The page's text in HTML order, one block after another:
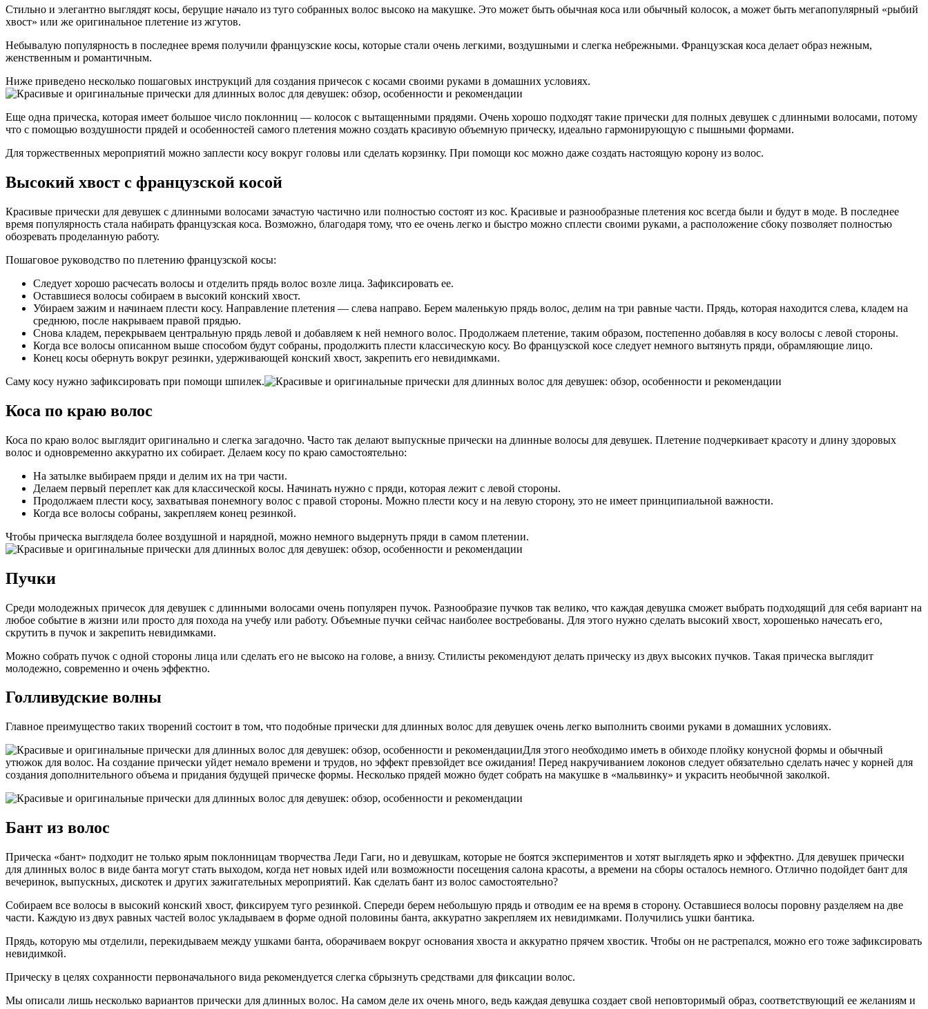
Стильно и элегантно выглядят косы, берущие начало из туго собранных волос высоко на макушке. Это может быть обычная коса или обычный колосок, а может быть мегапопулярный «рыбий
хвост» или же оригинальное плетение из жгутов.
Небывалую популярность в последнее время получили французские косы, которые стали очень легкими, воздушными и слегка небрежными. Французская коса делает образ нежным,
женственным и романтичным.
Ниже приведено несколько пошаговых инструкций для создания причесок с косами своими руками в домашних условиях.
Еще одна прическа, которая имеет большое число поклонниц — колосок с вытащенными прядями. Очень хорошо подходят такие прически для полных девушек с длинными волосами, потому
что с помощью воздушности прядей и особенностей самого плетения можно создать красивую объемную прическу, идеально гармонирующую с пышными формами.
Для торжественных мероприятий можно заплести косу вокруг головы или сделать корзинку. При помощи кос можно даже создать настоящую корону из волос.
Высокий хвост с французской косой
Красивые прически для девушек с длинными волосами зачастую частично или полностью состоят из кос. Красивые и разнообразные плетения кос всегда были и будут в моде. В последнее
время популярность стала набирать французская коса. Возможно, благодаря тому, что ее очень легко и быстро можно сплести своими руками, а расположение сбоку позволяет полностью
обозревать проделанную работу.
Пошаговое руководство по плетению французской косы:
Следует хорошо расчесать волосы и отделить прядь волос возле лица. Зафиксировать ее.
Оставшиеся волосы собираем в высокий конский хвост.
Убираем зажим и начинаем плести косу. Направление плетения — слева направо. Берем маленькую прядь волос, делим на три равные части. Прядь, которая находится слева, кладем на
среднюю, после накрываем правой прядью.
Снова кладем, перекрываем центральную прядь левой и добавляем к ней немного волос. Продолжаем плетение, таким образом, постепенно добавляя в косу волосы с левой стороны.
Когда все волосы описанном выше способом будут собраны, продолжить плести классическую косу. Во французской косе следует немного вытянуть пряди, обрамляющие лицо.
Конец косы обернуть вокруг резинки, удерживающей конский хвост, закрепить его невидимками.
Саму косу нужно зафиксировать при помощи шпилек.
Коса по краю волос
Коса по краю волос выглядит оригинально и слегка загадочно. Часто так делают выпускные прически на длинные волосы для девушек. Плетение подчеркивает красоту и длину здоровых
волос и одновременно аккуратно их собирает. Делаем косу по краю самостоятельно:
На затылке выбираем пряди и делим их на три части.
Делаем первый переплет как для классической косы. Начинать нужно с пряди, которая лежит с левой стороны.
Продолжаем плести косу, захватывая понемногу волос с правой стороны. Можно плести косу и на левую сторону, это не имеет принципиальной важности.
Когда все волосы собраны, закрепляем конец резинкой.
Чтобы прическа выглядела более воздушной и нарядной, можно немного выдернуть пряди в самом плетении.
Пучки
Среди молодежных причесок для девушек с длинными волосами очень популярен пучок. Разнообразие пучков так велико, что каждая девушка сможет выбрать подходящий для себя вариант на
любое событие в жизни или просто для похода на учебу или работу. Объемные пучки сейчас наиболее востребованы. Для этого нужно сделать высокий хвост, хорошенько начесать его,
скрутить в пучок и закрепить невидимками.
Можно собрать пучок с одной стороны лица или сделать его не высоко на голове, а внизу. Стилисты рекомендуют делать прическу из двух высоких пучков. Такая прическа выглядит
молодежно, современно и очень эффектно.
Голливудские волны
Главное преимущество таких творений состоит в том, что подобные прически для длинных волос для девушек очень легко выполнить своими руками в домашних условиях.
Для этого необходимо иметь в обиходе плойку конусной формы и обычный
утюжок для волос. На создание прически уйдет немало времени и трудов, но эффект превзойдет все ожидания! Перед накручиванием локонов следует обязательно сделать начес у корней для
создания дополнительного объема и придания будущей прическе формы. Несколько прядей можно будет собрать на макушке в «мальвинку» и украсить необычной заколкой.
Бант из волос
Прическа «бант» подходит не только ярым поклонницам творчества Леди Гаги, но и девушкам, которые не боятся экспериментов и хотят выглядеть ярко и эффектно. Для девушек прически
для длинных волос в виде банта могут стать выходом, когда нет новых идей или возможности посещения салона красоты, а времени на сборы осталось немного. Отлично подойдет бант для
вечеринок, выпускных, дискотек и других зажигательных мероприятий. Как сделать бант из волос самостоятельно?
Собираем все волосы в высокий конский хвост, фиксируем туго резинкой. Спереди берем небольшую прядь и отводим ее на время в сторону. Оставшиеся волосы поровну разделяем на две
части. Каждую из двух равных частей волос укладываем в форме одной половины банта, аккуратно закрепляем их невидимками. Получились ушки бантика.
Прядь, которую мы отделили, перекидываем между ушками банта, оборачиваем вокруг основания хвоста и аккуратно прячем хвостик. Чтобы он не растрепался, можно его тоже зафиксировать
невидимкой.
Прическу в целях сохранности первоначального вида рекомендуется слегка сбрызнуть средствами для фиксации волос.
Мы описали лишь несколько вариантов прически для длинных волос. На самом деле их очень много, ведь каждая девушка создает свой неповторимый образ, соответствующий ее желаниям и